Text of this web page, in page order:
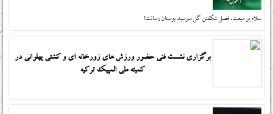
سلام بر مبعث، فصل شکفتن گل سرسبد بوستان رسالت!
برگزاری نشست فنی حضور ورزش های زورخانه ای و کشتی پهلوانی در
کمیته ملی المپیک ترکیه